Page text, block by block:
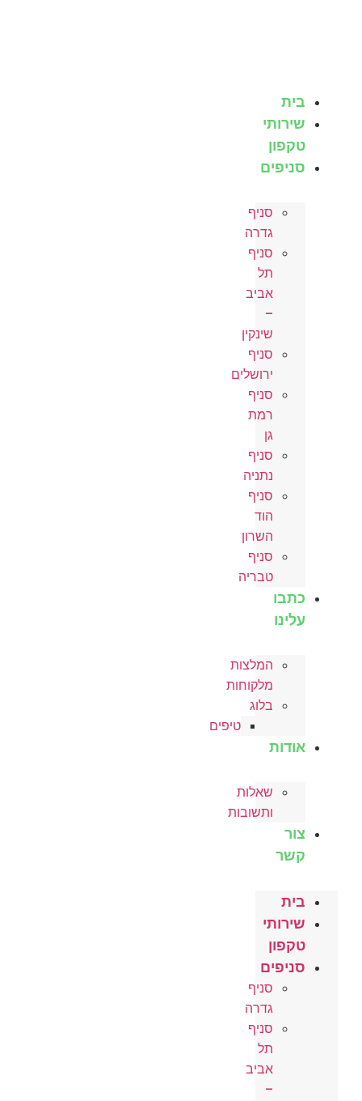
בית
שירותי
טקפון
סניפים
סניף
גדרה
סניף
תל
אביב
–
שינקין
סניף
ירושלים
סניף
רמת
גן
סניף
נתניה
סניף
הוד
השרון
סניף
טבריה
כתבו
עלינו
המלצות
מלקוחות
בלוג
טיפים
אודות
שאלות
ותשובות
צור
קשר
בית
שירותי
טקפון
סניפים
סניף
גדרה
סניף
תל
אביב
–